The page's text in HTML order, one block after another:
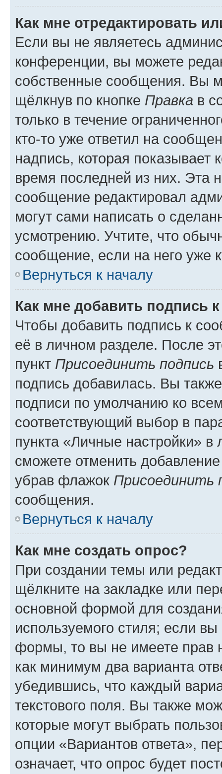
Как мне отредактировать
Если вы не являетесь
конференции, вы можете
собственные сообщения. Вы
щёлкнув по кнопке Правка в
только в течение
кто-то уже ответил на
надпись, которая показывает
время последней из них. Эта
сообщение редактировал
могут сами написать о
усмотрению. Учтите, что
сообщение, если на него уже
Вернуться к началу
Как мне добавить подпись
Чтобы добавить подпись к
её в личном разделе. После
пункт Присоединить подпись
подпись добавилась. Вы
подписи по умолчанию ко
соответствующий выбор в
пункта «Личные настройки»
сможете отменить
убрав флажок Присоединить
сообщения.
Вернуться к началу
Как мне создать опрос?
При создании темы или
щёлкните на закладке или
основной формой для
используемого стиля; если
формы, то вы не имеете прав
как минимум два варианта
убедившись, что каждый
текстового поля. Вы также
которые могут выбрать
опции «Вариантов ответа»,
означает, что опрос будет